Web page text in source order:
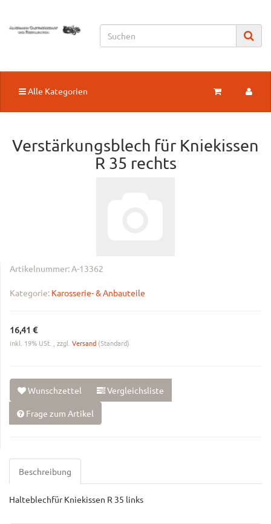
Alle Kategorien
Verstärkungsblech für Kniekissen
R 35 rechts
Artikelnummer:A-13362
Kategorie: Karosserie- & Anbauteile
16,41 €
inkl. 19% USt. , zzgl. Versand (Standard)
Wunschzettel Vergleichsliste
Frage zum Artikel
Beschreibung
Halteblechfür Kniekissen R 35 links